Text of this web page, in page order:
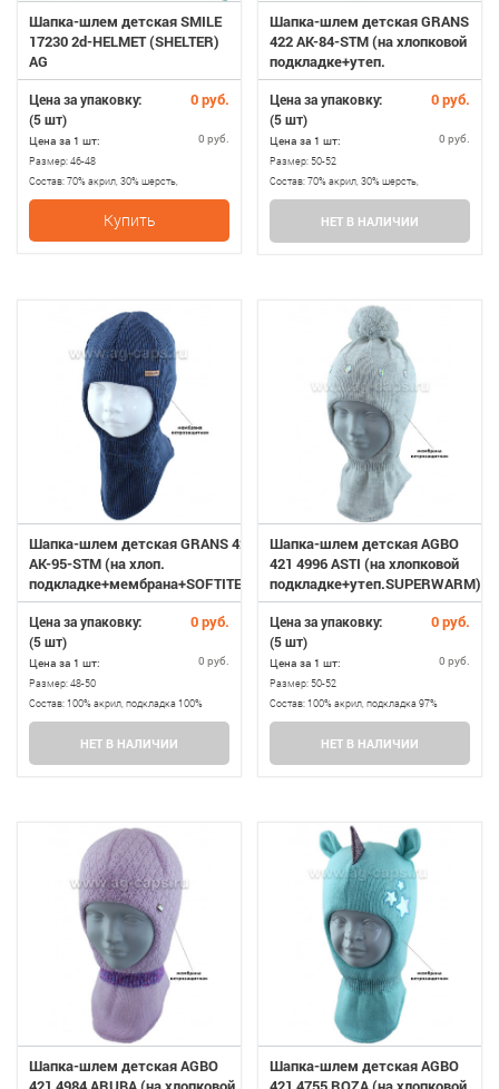
Шапка-шлем детская SMILE
17230 2d-HELMET (SHELTER)
AG
Цена за упаковку: 0 руб.
(5 шт)
Цена за 1 шт: 0 руб.
Размер:46-48
Состав:70% акрил, 30% шерсть,
подкладка 100% хлопок, утеплитель
Купить
Шапка-шлем детская GRANS
422 AK-84-STM (на хлопковой
подкладке+утеп.
SOFTITERM)
Цена за упаковку: 0 руб.
(5 шт)
Цена за 1 шт: 0 руб.
Размер:50-52
Состав:70% акрил, 30% шерсть,
подкладка 100% хлопок, утеплитель
НЕТ В НАЛИЧИИ
Шапка-шлем детская GRANS 422
AK-95-STM (на хлоп.
подкладке+мембрана+SOFTITERM)
Цена за упаковку: 0 руб.
(5 шт)
Цена за 1 шт: 0 руб.
Размер:48-50
Состав:100% акрил, подкладка 100%
хлопок+мембрана+утеп. SOFTITERM
НЕТ В НАЛИЧИИ
Шапка-шлем детская AGBO
421 4996 ASTI (на хлопковой
подкладке+утеп.SUPERWARM)
Цена за упаковку: 0 руб.
(5 шт)
Цена за 1 шт: 0 руб.
Размер:50-52
Состав:100% акрил, подкладка 97%
хлопок, 3% эластан, утеплитель
SUPERWARMНЕТ В НАЛИЧИИ
Шапка-шлем детская AGBO
Шапка-шлем детская AGBO